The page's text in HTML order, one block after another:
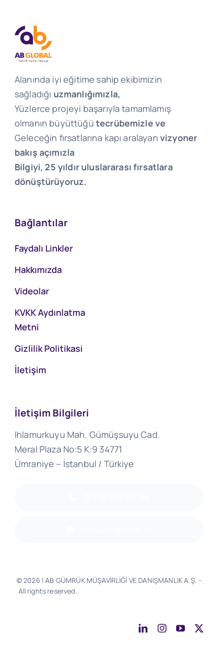
Alanında iyi eğitime sahip ekibimizin
sağladığı uzmanlığımızla,
Yüzlerce projeyi başarıyla tamamlamış
olmanın büyüttüğü tecrübemizle ve
Geleceğin fırsatlarına kapı aralayan vizyoner
bakış açımızla
Bilgiyi, 25 yıldır uluslararası fırsatlara
dönüştürüyoruz.
Bağlantılar
Faydalı Linkler
Hakkımızda
Videolar
KVKK Aydınlatma
Metni
Gizlilik Politikasi
İletişim
İletişim Bilgileri
Ihlamurkuyu Mah. Gümüşsuyu Cad.
Meral Plaza No:5 K:9 34771
Ümraniye – İstanbul / Türkiye
© 2026 | AB GÜMRÜK MÜŞAVİRLİĞİ VE DANIŞMANLIK A.Ş. -
All rights reserved.